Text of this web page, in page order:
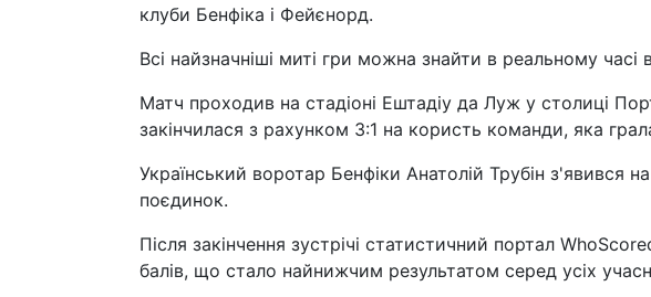
клуби Бенфіка і Фейєнорд.
Всі найзначніші миті гри можна знайти в реальному
Матч проходив на стадіоні Ештадіу да Луж у столиці
закінчилася з рахунком 3:1 на користь команди, яка
Український воротар Бенфіки Анатолій Трубін з'явився
поєдинок.
Після закінчення зустрічі статистичний портал
балів, що стало найнижчим результатом серед усіх